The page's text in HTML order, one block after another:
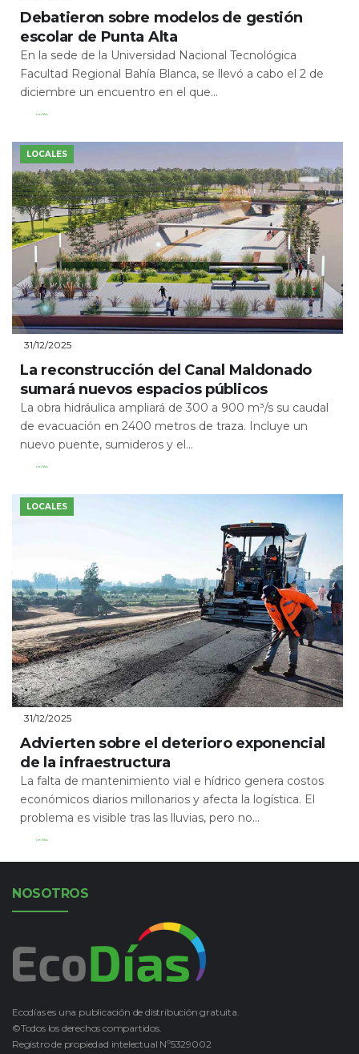
Debatieron sobre modelos de gestión
escolar de Punta Alta
En la sede de la Universidad Nacional Tecnológica
Facultad Regional Bahía Blanca, se llevó a cabo el 2 de
diciembre un encuentro en el que...
Leer Más
LOCALES
31/12/2025
La reconstrucción del Canal Maldonado
sumará nuevos espacios públicos
La obra hidráulica ampliará de 300 a 900 m³/s su caudal
de evacuación en 2400 metros de traza. Incluye un
nuevo puente, sumideros y el...
Leer Más
LOCALES
31/12/2025
Advierten sobre el deterioro exponencial
de la infraestructura
La falta de mantenimiento vial e hídrico genera costos
económicos diarios millonarios y afecta la logística. El
problema es visible tras las lluvias, pero no...
Leer Más
NOSOTROS
Ecodías es una publicación de distribución gratuita.
©Todos los derechos compartidos.
Registro de propiedad intelectual Nº5329002